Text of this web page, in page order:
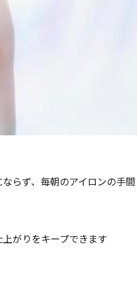
らず、毎朝のアイロンの手間
がりをキープできます